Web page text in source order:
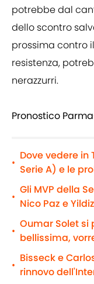
potrebbe dal
dello scontro
prossima contro
resistenza,
nerazzurri.
Pronostico
•
Dove vedere in
Serie A) e le
•
Gli MVP della
Nico Paz e Yildiz
•
Oumar Solet si
bellissima,
•
Bisseck e
rinnovo